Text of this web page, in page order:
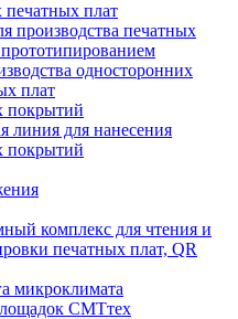
печатных плат
производства печатных
односторонних
плат
покрытий
линия для нанесения
покрытий
комплекс для чтения и
печатных плат, QR
микроклимата
СМТтех